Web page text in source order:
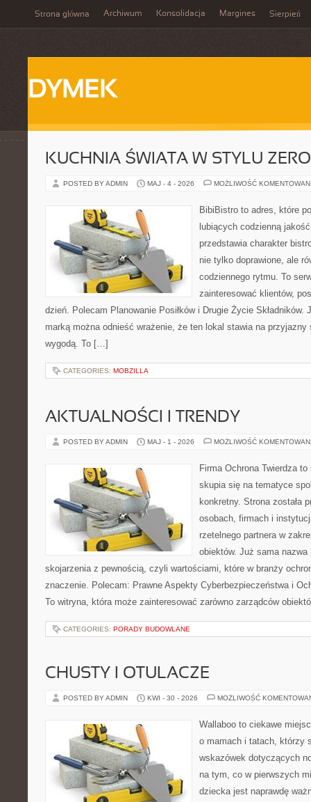
Strona główna Archiwum Konsolidacja Margines Sierpień
DYMEK
KUCHNIA ŚWIATA W STYLU
POSTED BY ADMIN MAJ - 4 - 2026 MOŻLIWOŚĆ
BibiBistro to adres, które
lubiących codzienną
przedstawia charakter
nie tylko doprawione, ale
codziennego rytmu. To
zainteresować klientów,
dzień. Polecam Planowanie Posiłków i Drugie Życie
marką można odnieść wrażenie, że ten lokal stawia na przyjazny
wygodą. To […]
CATEGORIES: MOBZILLA
AKTUALNOŚCI I TRENDY
POSTED BY ADMIN MAJ - 1 - 2026 MOŻLIWOŚĆ
Firma Ochrona Twierdza
skupia się na tematyce
konkretny. Strona została
osobach, firmach i
rzetelnego partnera w
obiektów. Już sama nazwa
skojarzenia z pewnością, czyli wartościami, które w branży
znaczenie. Polecam: Prawne Aspekty Cyberbezpieczeństwa i
To witryna, która może zainteresować zarówno zarządców
CATEGORIES: PORADY BUDOWLANE
CHUSTY I OTULACZE
POSTED BY ADMIN KWI - 30 - 2026 MOŻLIWOŚĆ
Wallaboo to ciekawe
o mamach i tatach, którzy
wskazówek dotyczących
na tym, co w pierwszych
dziecka jest naprawdę